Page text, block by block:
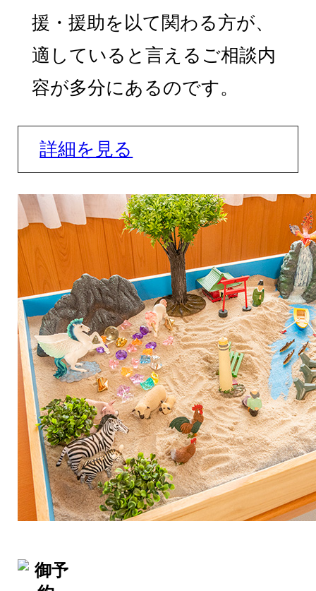
援・援助を以て関わる方が、
適していると言えるご相談内
容が多分にあるのです。
詳細を見る